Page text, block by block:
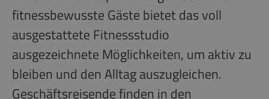
fitnessbewusste Gäste bietet das voll
ausgestattete Fitnessstudio
ausgezeichnete Möglichkeiten, um aktiv zu
bleiben und den Alltag auszugleichen.
Geschäftsreisende finden in den